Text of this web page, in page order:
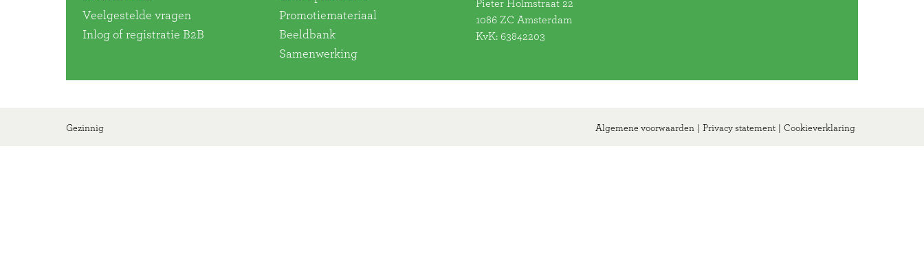
Veelgestelde vragen
Inlog of registratie B2B
Promotiemateriaal
Beeldbank
Samenwerking
Pieter Holmstraat 22
1086 ZC Amsterdam
KvK: 63842203
Gezinnig Algemene voorwaarden Privacy statement Cookieverklaring